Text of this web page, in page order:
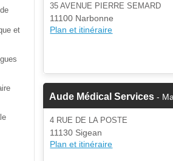
et
35 AVENUE PIERRE SEMARD
11100 Narbonne
Plan et itinéraire
Aude Médical Services -
4 RUE DE LA POSTE
11130 Sigean
Plan et itinéraire